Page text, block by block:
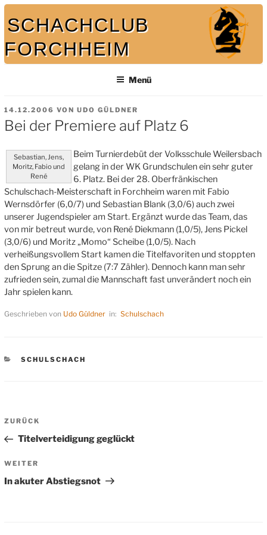
Zum
Inhalt
springen
SCHACHCLUB
FORCHHEIM
Menü
VERÖFFENTLICHT
AM
14.12.2006 VONUDO GÜLDNER
Bei der Premiere auf Platz 6
Sebastian, Jens,
Moritz, Fabio und
René
Beim Turnierdebüt der Volksschule Weilersbach
gelang in der WK Grundschulen ein sehr guter
6. Platz. Bei der 28. Oberfränkischen
Schulschach-Meisterschaft in Forchheim waren mit Fabio
Wernsdörfer (6,0/7) und Sebastian Blank (3,0/6) auch zwei
unserer Jugendspieler am Start. Ergänzt wurde das Team, das
von mir betreut wurde, von René Diekmann (1,0/5), Jens Pickel
(3,0/6) und Moritz „Momo“ Scheibe (1,0/5). Nach
verheißungsvollem Start kamen die Titelfavoriten und stoppten
den Sprung an die Spitze (7:7 Zähler). Dennoch kann man sehr
zufrieden sein, zumal die Mannschaft fast unverändert noch ein
Jahr spielen kann.
Geschrieben von Udo Güldner in:Schulschach
KATEGORIEN
SCHULSCHACH
Beitragsnavigation
Vorheriger
Beitrag
ZURÜCK
Titelverteidigung geglückt
Nächster
Beitrag
WEITER
In akuter Abstiegsnot